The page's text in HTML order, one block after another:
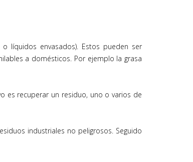
líquidos envasados). Estos pueden ser
a domésticos. Por ejemplo la grasa
es recuperar un residuo, uno o varios de
industriales no peligrosos. Seguido